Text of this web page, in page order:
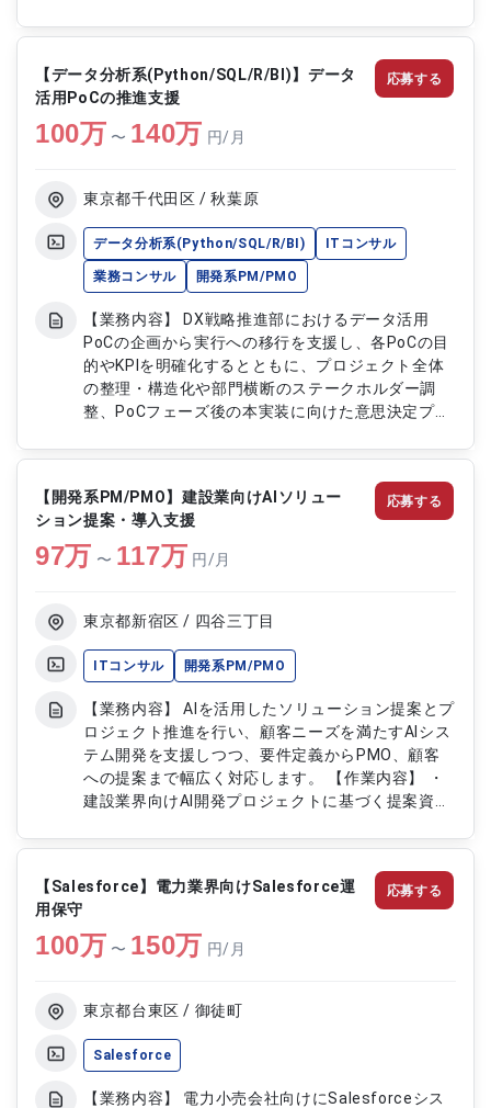
行います。 【作業内容】 ・Salesforceシステムの
機能改善、バグ修正、パフォーマンスチューニング
・Salesforceシステムと周辺システムのインター
フェース調整 ・Salesforceシステムの運用状況監
視、パフォーマンス分析、障害対応 ・ビジネスプ
ロセス改善のためのSalesforceカスタマイズ
システム利用サポート
【データ分析系(Python/SQL/R/BI)】データ
活用PoCの推進支援
100万 〜 140万 円/月
東京都千代田区 / 秋葉原
データ分析系(Python/SQL/R/BI) ITコンサル
業務コンサル 開発系PM/PMO
【業務内容】 DX戦略推進部におけるデータ活用
PoCの企画から実行への移行を支援し、各PoCの目
的やKPIを明確化するとともに、プロジェクト全体
の整理・構造化や部門横断のステークホルダー調
整、PoCフェーズ後の本実装に向けた意思決定プロ
業内容】 ・各PoCの目的・KPIの明確化 ・プロジェ
クト全体の整理・構造化（課題洗い出し・スケジュ
ール再構築） ・技術部門・事業部・外部ベンダー
など部門横断のステークホルダー調整 ・PoCフェー
ズ後の本実装に向けた意思決定プロセスの支援 ・
PoC成功・失敗の知見を型化・ナレッジ化
応募する
【開発系PM/PMO】建設業向けAIソリュー
ション提案・導入支援
97万 〜 117万 円/月
東京都新宿区 / 四谷三丁目
ITコンサル 開発系PM/PMO
【業務内容】 AIを活用したソリューション提案とプ
ロジェクト推進を行い、顧客ニーズを満たすAIシス
テム開発を支援しつつ、要件定義からPMO、顧客
への提案まで幅広く対応します。 【作業内容】 ・
建設業界向けAI開発プロジェクトに基づく提案資料
ロジェクト進捗管理やPMO業務 ・顧客へのAIソリ
ューション提案・説明 ・最新技術の調査とチーム
内共有 ・エンジニアとの協調による開発支援
応募する
【Salesforce】電力業界向けSalesforce運
用保守
100万 〜 150万 円/月
東京都台東区 / 御徒町
Salesforce
【業務内容】 電力小売会社向けにSalesforceシス
応募する